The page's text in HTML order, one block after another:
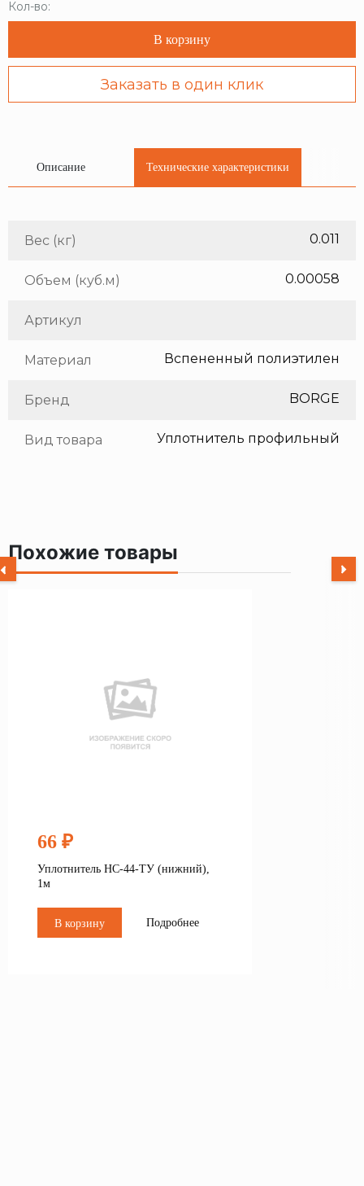
Кол-во:
В корзину
Заказать в один клик
Описание Технические характеристики
Вес (кг) 0.011
Объем (куб.м) 0.00058
Артикул
Материал Вспененный полиэтилен
Бренд BORGE
Вид товара Уплотнитель профильный
Похожие товары
66 ₽
Уплотнитель НС-44-ТУ (нижний),
1м
В корзину Подробнее